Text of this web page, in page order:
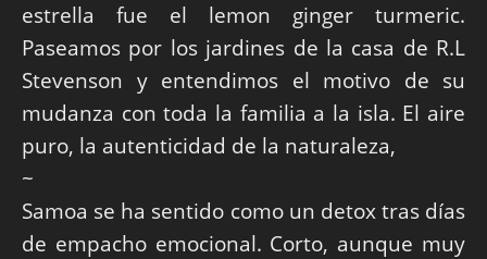
estrella fue el lemon ginger turmeric.
Paseamos por los jardines de la casa de R.L
Stevenson y entendimos el motivo de su
mudanza con toda la familia a la isla. El aire
puro, la autenticidad de la naturaleza,
~
Samoa se ha sentido como un detox tras días
de empacho emocional. Corto, aunque muy